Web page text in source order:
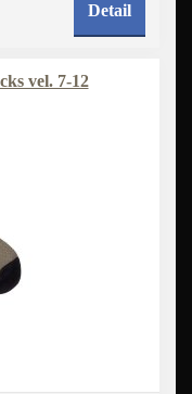
Detail
vel. 7-12